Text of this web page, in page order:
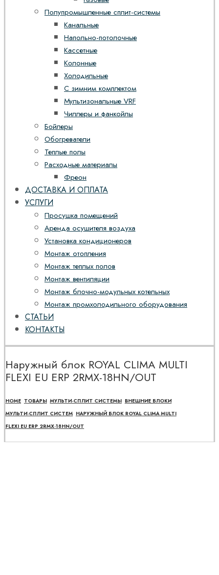
Полупромышленные сплит-системы
Канальные
Напольно-потолочные
Кассетные
Колонные
Холодильные
С зимним комплектом
Мультизональные VRF
Чиллеры и фанкойлы
Бойлеры
Обогреватели
Теплые полы
Расходные материалы
Фреон
ДОСТАВКА И ОПЛАТА
УСЛУГИ
Просушка помещений
Аренда осушителя воздуха
Установка кондиционеров
Монтаж отопления
Монтаж теплых полов
Монтаж вентиляции
Монтаж блочно-модульных котельных
Монтаж промхолодильного оборудования
СТАТЬИ
КОНТАКТЫ
Наружный блок ROYAL CLIMA MULTI
FLEXI EU ERP 2RMX-18HN/OUT
HOME ТОВАРЫ МУЛЬТИ-СПЛИТ СИСТЕМЫ ВНЕШНИЕ БЛОКИ
МУЛЬТИ-СПЛИТ СИСТЕМ НАРУЖНЫЙ БЛОК ROYAL CLIMA MULTI
FLEXI EU ERP 2RMX-18HN/OUT